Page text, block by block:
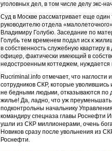
уголовных дел, в том числе делу экс-
Суд в Москве рассматривает еще один
руководителю отдела
Владимиру Голубю. Заседание по
Голубь тем временем подал иск к
в собственность служебную квартиру
офицер, фактически имеющий в
недостроенным коттеджем, нуждается
Rucriminal.info отмечает, что
сотрудников СКР, которые
не бедными людьми, отказываются по
жилье! Да, ладно, что уж
подконтрольны начальнику
командиру спецназа главы Роснефти
ушли из СКР миллионерами, очень
Новиков сразу после увольнения из
Роснефти.